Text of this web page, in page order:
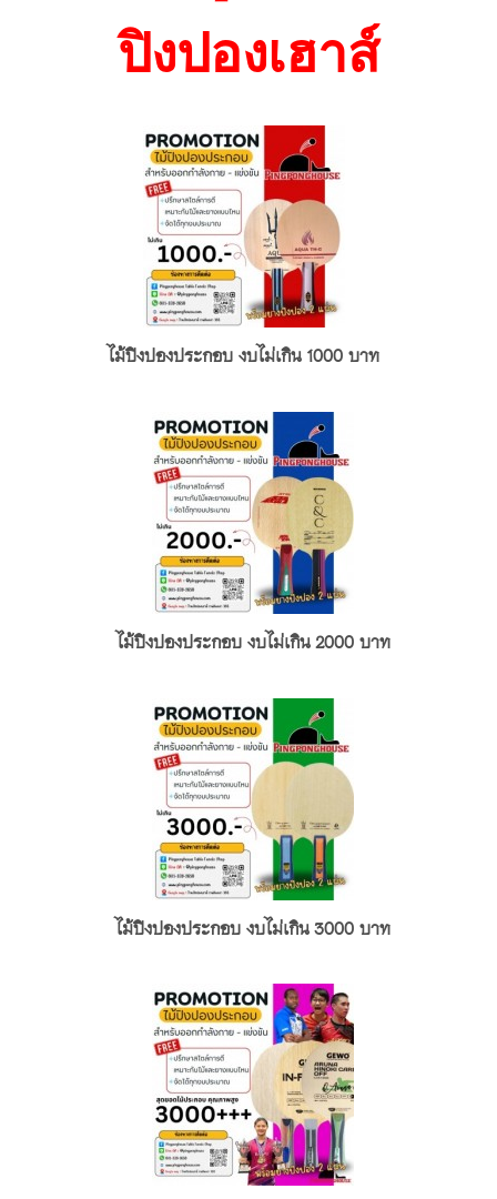
ปิงปองเฮาส์
ไม้ปิงปองประกอบ งบไม่เกิน 1000 บาท
ไม้ปิงปองประกอบ งบไม่เกิน 2000 บาท
ไม้ปิงปองประกอบ งบไม่เกิน 3000 บาท